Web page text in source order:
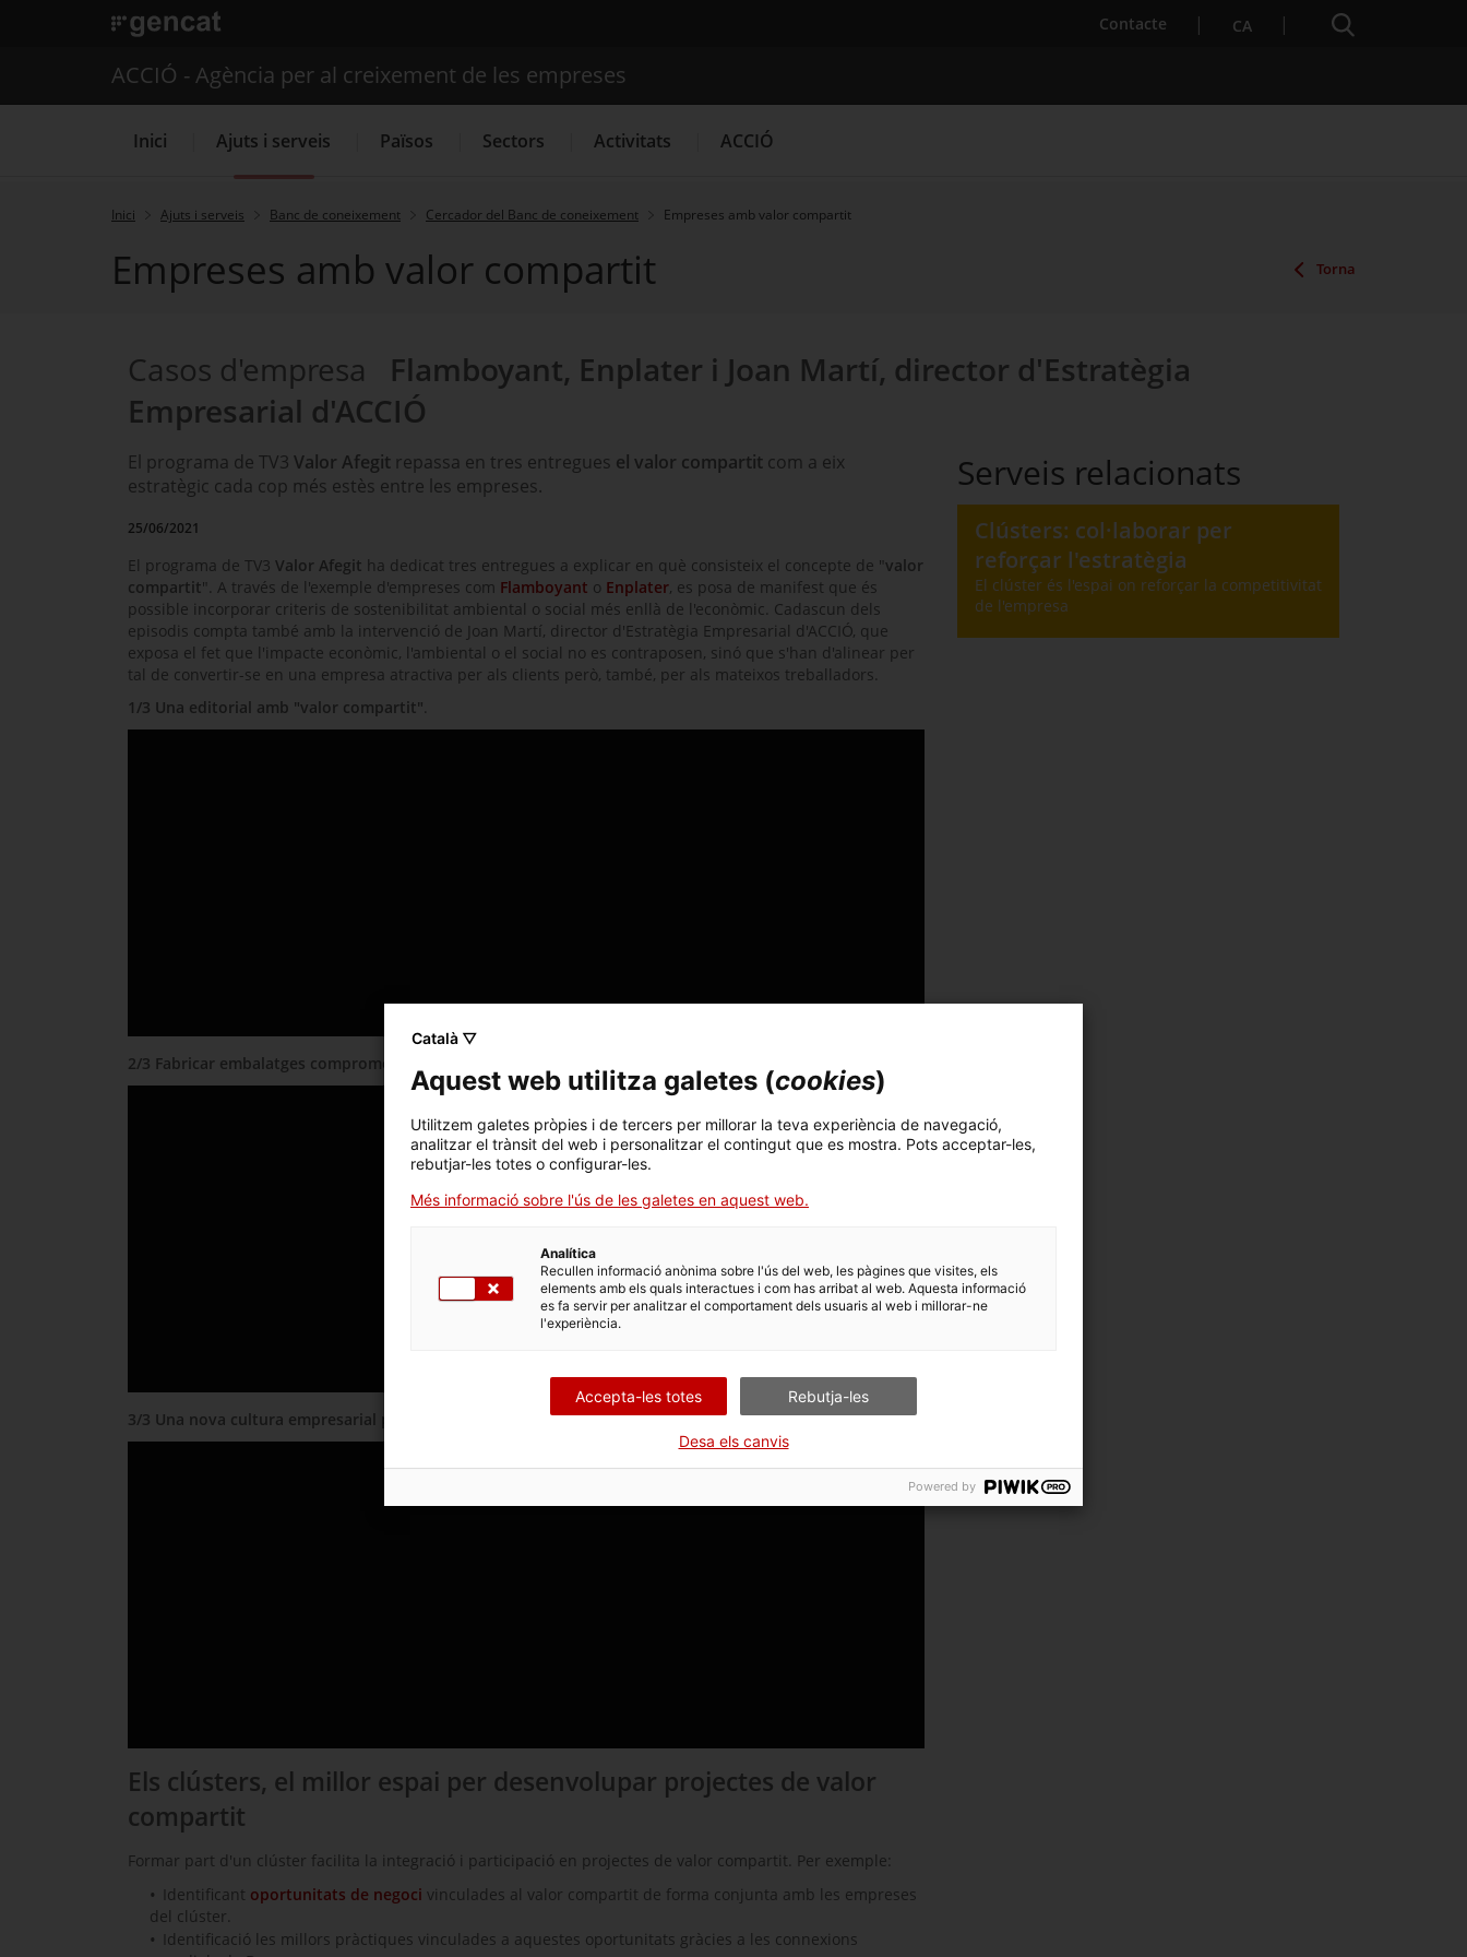
. Obre en una nova finestra. Contacte . Obre en una nova finestra.
CA Cercador
Cercador
Serveis d'internacionalització Serveis d'innovació
ACCIÓ - Agència per al creixement de les empreses
Inici Ajuts i serveis Països Sectors Activitats ACCIÓ
Inici Ajuts i serveis Banc de coneixement Cercador del Banc de coneixement Empreses amb valor compartit
Empreses amb valor compartit Torna
Casos d'empresa Flamboyant, Enplater i Joan Martí, director d'Estratègia
Empresarial d'ACCIÓ
El programa de TV3 Valor Afegit repassa en tres entregues el valor compartit com a eix
estratègic cada cop més estès entre les empreses.
25/06/2021
El programa de TV3 Valor Afegit ha dedicat tres entregues a explicar en què consisteix el concepte de " valor
compartit". A través de l'exemple d'empreses com Flamboyant o Enplater, es posa de manifest que és
possible incorporar criteris de sostenibilitat ambiental o social més enllà de l'econòmic. Cadascun dels
episodis compta també amb la intervenció de Joan Martí, director d'Estratègia Empresarial d'ACCIÓ, que
exposa el fet que l'impacte econòmic, l'ambiental o el social no es contraposen, sinó que s'han d'alinear per
tal de convertir-se en una empresa atractiva per als clients però, també, per als mateixos treballadors.
1/3 Una editorial amb "valor compartit"
2/3 Fabricar embalatges comprometent-se amb el medi i la societat
3/3 Una nova cultura empresarial per a un nou món
Els clústers, el millor espai per desenvolupar projectes de valor
compartit
Formar part d'un clúster facilita la integració i participació en projectes de valor compartit. Per exemple:
Identificant oportunitats de negoci vinculades al valor compartit de forma conjunta amb les empreses
del clúster.
Identificació les millors pràctiques vinculades a aquestes oportunitats gràcies a les connexions
Serveis relacionats
Clústers: col·laborar per
reforçar l'estratègia
El clúster és l'espai on reforçar la competitivitat
de l'empresa
Català ▽
Aquest web utilitza galetes (cookies)
Utilitzem galetes pròpies i de tercers per millorar la teva experiència de navegació,
analitzar el trànsit del web i personalitzar el contingut que es mostra. Pots acceptar-les,
rebutjar-les totes o configurar-les.
Més informació sobre l'ús de les galetes en aquest web.
Analítica
Recullen informació anònima sobre l'ús del web, les pàgines que visites, els
elements amb els quals interactues i com has arribat al web. Aquesta informació
es fa servir per analitzar el comportament dels usuaris al web i millorar-ne
l'experiència.
Accepta-les totes Rebutja-les
Desa els canvis
Powered by